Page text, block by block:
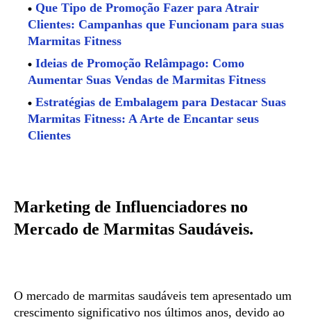
Que Tipo de Promoção Fazer para Atrair
Clientes: Campanhas que Funcionam para suas
Marmitas Fitness
Ideias de Promoção Relâmpago: Como
Aumentar Suas Vendas de Marmitas Fitness
Estratégias de Embalagem para Destacar Suas
Marmitas Fitness: A Arte de Encantar seus
Clientes
Marketing de Influenciadores no
Mercado de Marmitas Saudáveis.
O mercado de marmitas saudáveis ​​tem apresentado um
crescimento significativo nos últimos anos, devido ao